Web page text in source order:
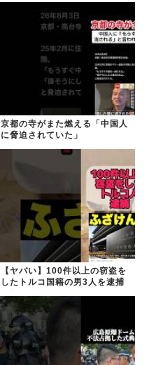
京都の寺がまた燃える「中国人
に脅迫されていた」
【ヤバい】100件以上の窃盗を
したトルコ国籍の男3人を逮捕